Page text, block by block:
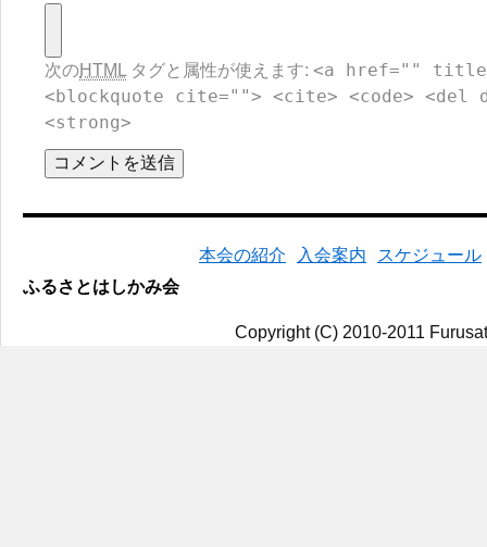
次のHTML タグと属性が使えます: <a href=""
<blockquote cite=""> <cite> <code> <del
<strong>
本会の紹介 入会案内
スケジュール
ふるさとはしかみ会
Copyright (C) 2010-2011